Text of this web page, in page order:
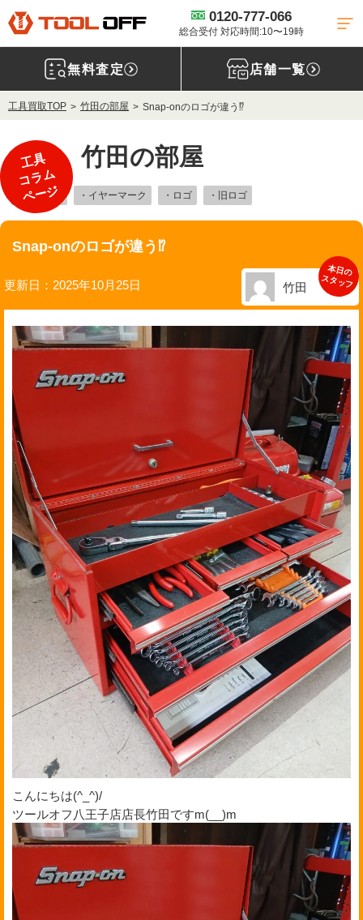
0120-777-066
総合受付 対応時間:10〜19時
無料査定 店舗一覧
工具買取TOP 竹田の部屋 Snap-onのロゴが違う⁉
工具
コラム
ページ
竹田の部屋
・SnapOn ・イヤーマーク ・ロゴ ・旧ロゴ
Snap-onのロゴが違う⁉
更新日：2025年10月25日
本日の
スタッフ
竹田
こんにちは(^_^)/
ツールオフ八王子店店長竹田ですm(__)m